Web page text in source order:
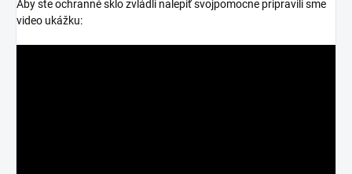
Aby ste ochranné sklo zvládli nalepiť svojpomocne pripravili sme
video ukážku: